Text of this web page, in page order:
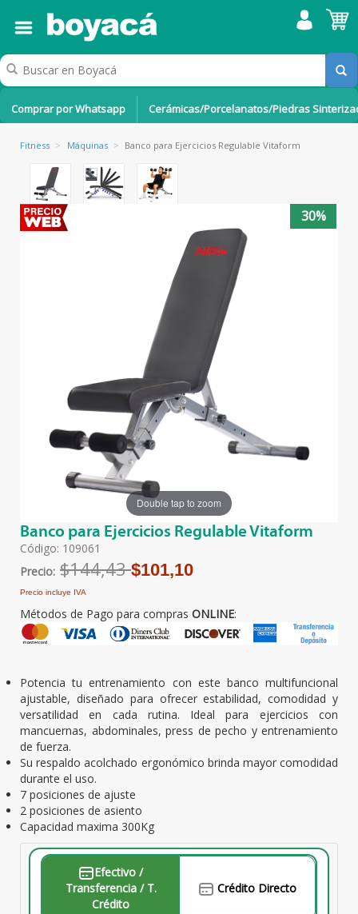
Comprar por Whatsapp Cerámicas/Porcelanatos/Piedras
Fitness > Máquinas > Banco para Ejercicios Regulable Vitaform
30%
Double tap to zoom
Banco para Ejercicios Regulable Vitaform
Código: 109061
Precio: $144,43$101,10
Precio incluye IVA
Métodos de Pago para compras ONLINE:
Potencia tu entrenamiento con este banco multifuncional
ajustable, diseñado para ofrecer estabilidad, comodidad y
versatilidad en cada rutina. Ideal para ejercicios con
mancuernas, abdominales, press de pecho y entrenamiento
de fuerza.
Su respaldo acolchado ergonómico brinda mayor comodidad
durante el uso.
7 posiciones de ajuste
2 posiciones de asiento
Capacidad maxima 300Kg
Efectivo /
Transferencia / T.
Crédito
Crédito Directo